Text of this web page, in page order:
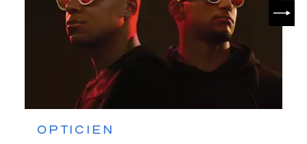
OPTICIEN